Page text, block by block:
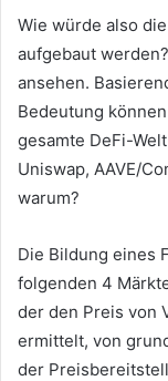
Wie würde also
aufgebaut werden?
ansehen.
Bedeutung
gesamte DeFi-
Uniswap, AAVE/
warum?
Die Bildung eines
folgenden 4
der den Preis von
ermittelt, von
der